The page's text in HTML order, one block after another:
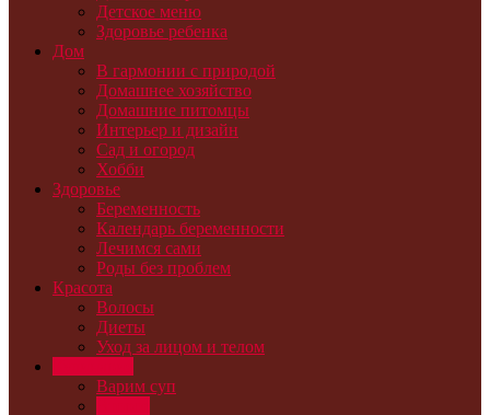
Детское меню
Здоровье ребенка
Дом
В гармонии с природой
Домашнее хозяйство
Домашние питомцы
Интерьер и дизайн
Сад и огород
Хобби
Здоровье
Беременность
Календарь беременности
Лечимся сами
Роды без проблем
Красота
Волосы
Диеты
Уход за лицом и телом
Варим суп